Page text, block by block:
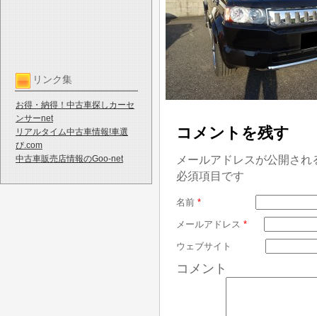
リンク集
お得・納得！中古車探しカーセ
ンサーnet
リアルタイム中古車情報!車選
び.com
中古車販売店情報のGoo-net
コメントを残す
メールアドレスが公開さ
必須項目です
名前 *
メールアドレス *
ウェブサイト
コメント